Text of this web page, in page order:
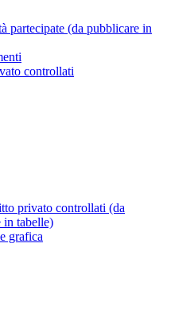
partecipate (da pubblicare in
controllati
privato controllati (da
in tabelle)
grafica